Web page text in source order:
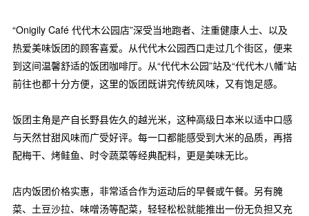
“Onigily Café 代代木公园店”深受当地跑者、注重健康人士、以及
热爱美味饭团的顾客喜爱。从代代木公园西口走过几个街区，便来
到这间温馨舒适的饭团咖啡厅。从“代代木公园”站及“代代木八幡”站
前往也都十分方便，这里的饭团既讲究传统风味，又有饱足感。
饭团主角是产自长野县佐久的越光米，这种高级日本米以适中口感
与天然甘甜风味而广受好评。每一口都能感受到大米的品质，再搭
配梅干、烤鲑鱼、时令蔬菜等经典配料，更是美味无比。
店内饭团价格实惠，非常适合作为运动后的早餐或午餐。另有腌
菜、土豆沙拉、味噌汤等配菜，轻轻松松就能推出一份无负担又充